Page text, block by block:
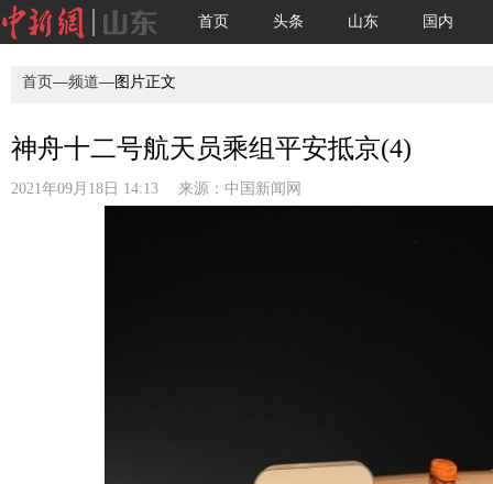
首页 头条 山东 国内
首页—频道—图片正文
神舟十二号航天员乘组平安抵京(4)
2021年09月18日 14:13 来源： 中国新闻网